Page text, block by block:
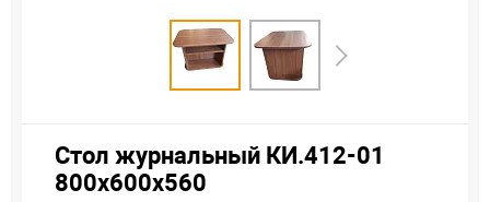
Стол журнальный КИ.412-01
800х600х560